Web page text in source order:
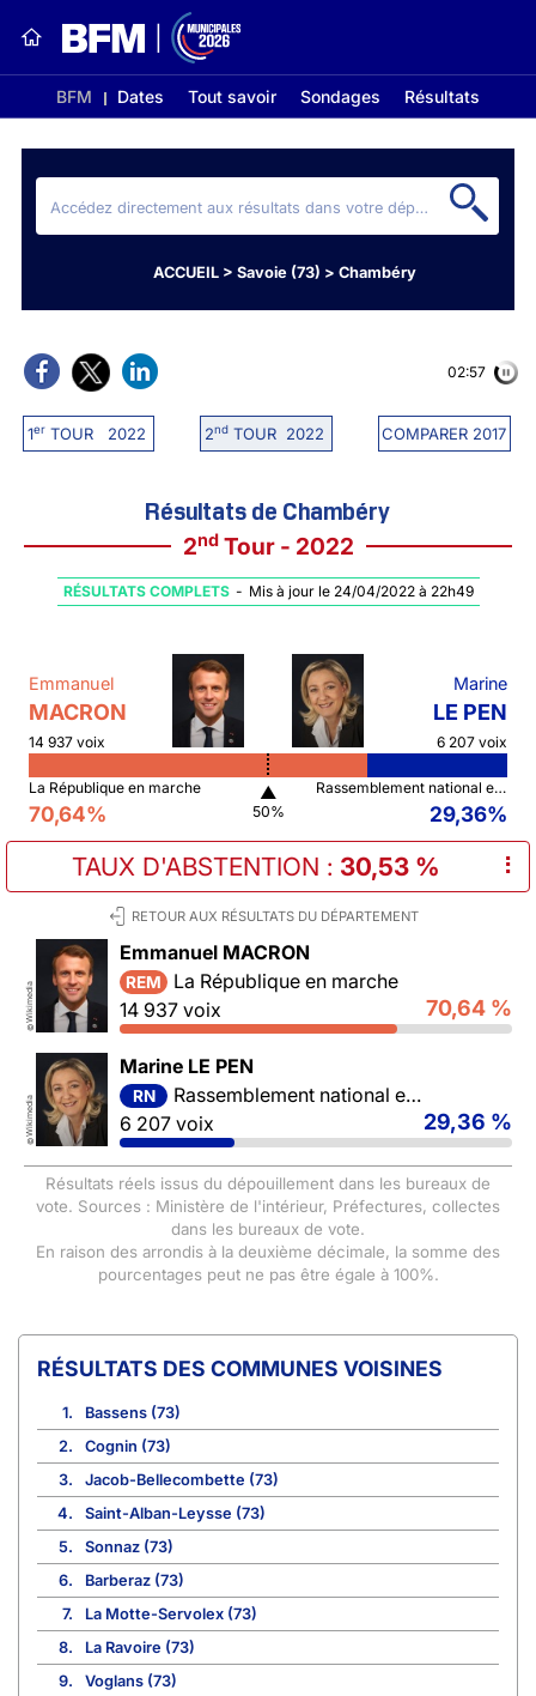
BFM Dates Tout savoir Sondages Résultats
ACCUEIL > Savoie (73) > Chambéry
1erTOUR 2022 2ndTOUR 2022 COMPARER 2017
02:56
Résultats de Chambéry
2ndTour - 2022
RÉSULTATS COMPLETS - Mis à jour le 24/04/2022 à 22h49
Emmanuel
MACRON
14 937 voix
Marine
LE PEN
6 207 voix
La République en marche
70,64%
▲
50%
Rassemblement national et ses alliés
29,36%
TAUX D'ABSTENTION : 30,53 % ⠇
RETOUR AUX RÉSULTATS DU DÉPARTEMENT
©
Wikimedia
Emmanuel MACRON
REM
La République en marche
14 937 voix
70,64 %
©
Wikimedia
Marine LE PEN
RN
Rassemblement national et ses alliés
6 207 voix
29,36 %
Résultats réels issus du dépouillement dans les bureaux de
vote. Sources : Ministère de l'intérieur, Préfectures, collectes
dans les bureaux de vote.
En raison des arrondis à la deuxième décimale, la somme des
pourcentages peut ne pas être égale à 100%.
COMMUNES VOISINES
1.
Bassens (73)
2.
Cognin (73)
3.
Jacob-Bellecombette (73)
4.
Saint-Alban-Leysse (73)
5.
Sonnaz (73)
6.
Barberaz (73)
7.
La Motte-Servolex (73)
8.
La Ravoire (73)
9.
Voglans (73)